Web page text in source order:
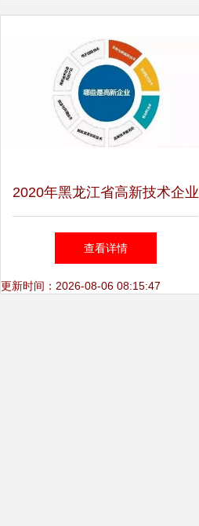
2020年黑龙江省高新技术企业
认定全攻略 流程、时间、条
件、优惠政策及咨询电话
查看详情
更新时间：2026-08-06 08:15:47